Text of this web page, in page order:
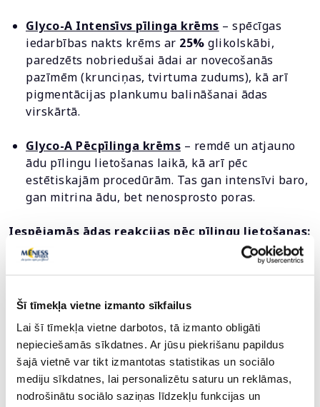
Šī tīmekļa vietne izmanto sīkfailus
Lai šī tīmekļa vietne darbotos, tā izmanto obligāti
nepieciešamās sīkdatnes. Ar jūsu piekrišanu papildus
šajā vietnē var tikt izmantotas statistikas un sociālo
mediju sīkdatnes, lai personalizētu saturu un reklāmas,
nodrošinātu sociālo saziņas līdzekļu funkcijas un
Glyco-A Intensīvs pīlinga krēms – spēcīgas
iedarbības nakts krēms ar 25% glikolskābi,
paredzēts nobriedušai ādai ar novecošanās
pazīmēm (krunciņas, tvirtuma zudums), kā arī
pigmentācijas plankumu balināšanai ādas
virskārtā.
Glyco-A Pēcpīlinga krēms – remdē un atjauno
ādu pīlingu lietošanas laikā, kā arī pēc
estētiskajām procedūrām. Tas gan intensīvi baro,
gan mitrina ādu, bet nenosprosto poras.
Iespējamās ādas reakcijas pēc pīlingu lietošanas:
Uzklājot pīlingu uz ādas, varam sagaidīt nelielu
kņudināšanu, apsārtumu, tās ir normālas reakcijas
lietošana uz īsu brīdi var saasināt iekaisīgu
elementu parādīšanos uz taukainas ādas, bet tas
saistīts ar ādu attīrošo un nolobošo efektu.
Iespējama neliela ādas lobīšanās, kas arī ir normāla
reakcija, tādā gadījumā ādai ir nepieciešama
intensīvāka mitrināšana vai barošana, ko nodrošina
specializētie pēcpīlingu krēmi.